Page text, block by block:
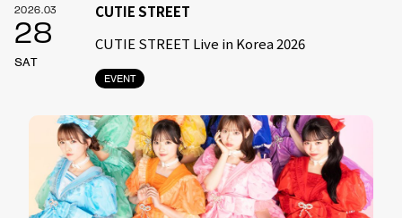
2026.03
28
SAT
EVENT
CUTIE STREET
CUTIE STREET Live in Korea 2026